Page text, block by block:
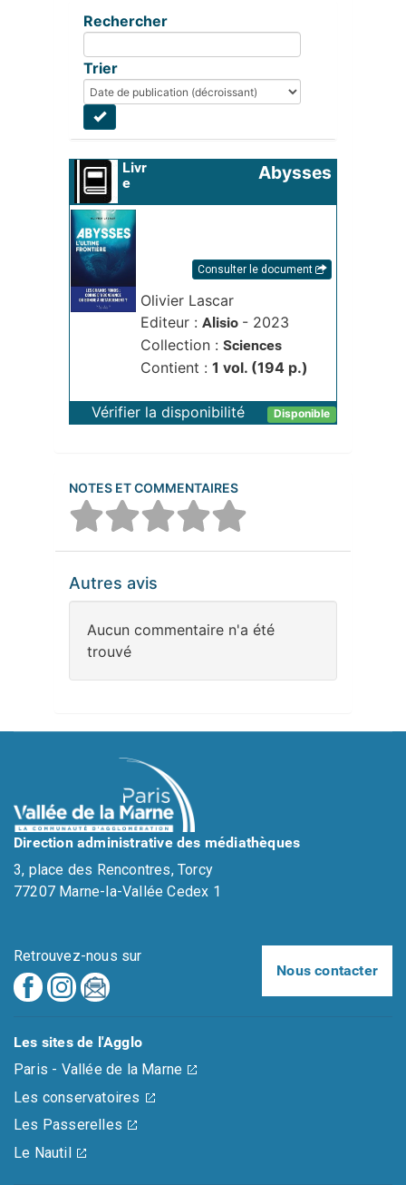
Rechercher
Trier
Livr
e
Abysses
Consulter le document
Olivier Lascar
Editeur : Alisio - 2023
Collection : Sciences
Contient : 1 vol. (194 p.)
Vérifier la disponibilité Disponible
NOTES ET COMMENTAIRES
Autres avis
Aucun commentaire n'a été
trouvé
Direction administrative des médiathèques
3, place des Rencontres, Torcy
77207 Marne-la-Vallée Cedex 1
Retrouvez-nous sur
Nous contacter
Les sites de l'Agglo
Paris - Vallée de la Marne
Les conservatoires
Les Passerelles
Le Nautil